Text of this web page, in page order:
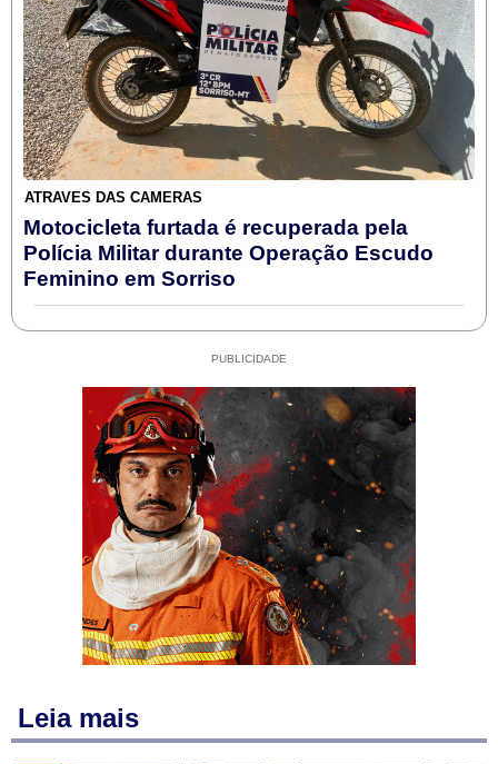
ATRAVÉS DAS CÂMERAS
Motocicleta furtada é recuperada pela
Polícia Militar durante Operação Escudo
Feminino em Sorriso
PUBLICIDADE
Leia mais